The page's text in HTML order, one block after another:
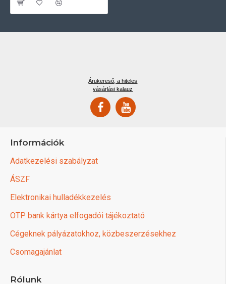
Árukereső, a hiteles
vásárlási kalauz
Információk
Adatkezelési szabályzat
ÁSZF
Elektronikai hulladékkezelés
OTP bank kártya elfogadói tájékoztató
Cégeknek pályázatokhoz, közbeszerzésekhez
Csomagajánlat
Rólunk